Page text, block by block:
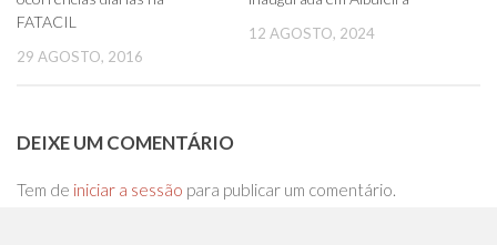
FATACIL
29 AGOSTO, 2016
12 AGOSTO, 2024
DEIXE UM COMENTÁRIO
Tem de iniciar a sessão para publicar um comentário.